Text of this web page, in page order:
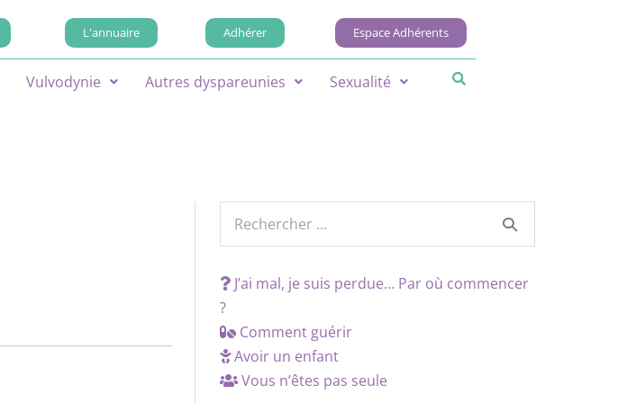
L'annuaire Adhérer Espace Adhérents
Vulvodynie Autres dyspareunies Sexualité
J’ai mal, je suis perdue… Par où commencer
?
Comment guérir
Avoir un enfant
Vous n’êtes pas seule